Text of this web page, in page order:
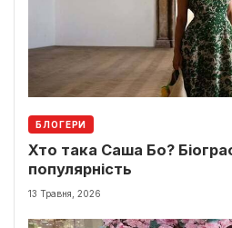
БЛОГЕРИ
Хто така Саша Бо?
популярність
13 Травня, 2026